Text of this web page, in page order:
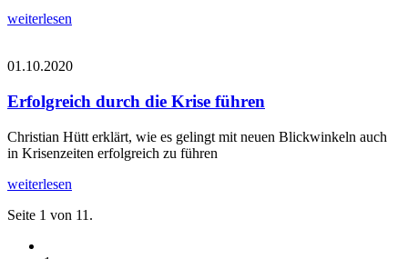
weiterlesen
01.10.2020
Erfolgreich durch die Krise führen
Christian Hütt erklärt, wie es gelingt mit neuen Blickwinkeln auch
in Krisenzeiten erfolgreich zu führen
weiterlesen
Seite 1 von 11.